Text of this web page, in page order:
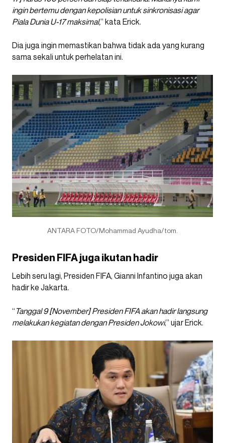
ingin bertemu dengan kepolisian untuk sinkronisasi agar
Piala Dunia U-17 maksimal,” kata Erick.
Dia juga ingin memastikan bahwa tidak ada yang kurang
sama sekali untuk perhelatan ini.
ANTARA FOTO/Mohammad Ayudha/tom.
Presiden FIFA juga ikutan hadir
Lebih seru lagi, Presiden FIFA, Gianni Infantino juga akan
hadir ke Jakarta.
“ Tanggal 9 [November] Presiden FIFA akan hadir langsung
melakukan kegiatan dengan Presiden Jokowi,” ujar Erick.